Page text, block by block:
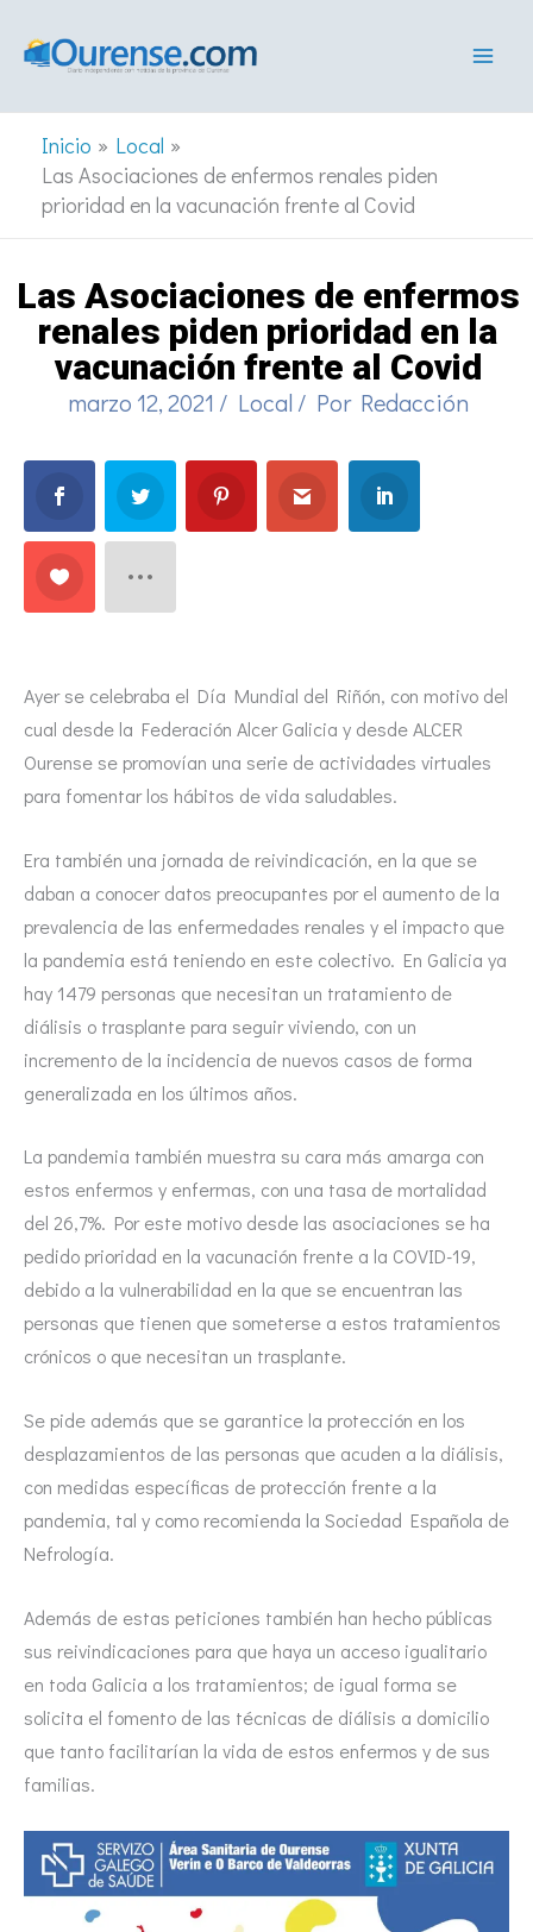
Inicio
Local
Las Asociaciones de enfermos renales piden
prioridad en la vacunación frente al Covid
Las Asociaciones de enfermos
renales piden prioridad en la
vacunación frente al Covid
marzo 12, 2021 / Local / Por Redacción
Ayer se celebraba el Día Mundial del Riñón, con motivo del
cual desde la Federación Alcer Galicia y desde ALCER
Ourense se promovían una serie de actividades virtuales
para fomentar los hábitos de vida saludables.
Era también una jornada de reivindicación, en la que se
daban a conocer datos preocupantes por el aumento de la
prevalencia de las enfermedades renales y el impacto que
la pandemia está teniendo en este colectivo. En Galicia ya
hay 1479 personas que necesitan un tratamiento de
diálisis o trasplante para seguir viviendo, con un
incremento de la incidencia de nuevos casos de forma
generalizada en los últimos años.
La pandemia también muestra su cara más amarga con
estos enfermos y enfermas, con una tasa de mortalidad
del 26,7%. Por este motivo desde las asociaciones se ha
pedido prioridad en la vacunación frente a la COVID-19,
debido a la vulnerabilidad en la que se encuentran las
personas que tienen que someterse a estos tratamientos
crónicos o que necesitan un trasplante.
Se pide además que se garantice la protección en los
desplazamientos de las personas que acuden a la diálisis,
con medidas específicas de protección frente a la
pandemia, tal y como recomienda la Sociedad Española de
Nefrología.
Además de estas peticiones también han hecho públicas
sus reivindicaciones para que haya un acceso igualitario
en toda Galicia a los tratamientos; de igual forma se
solicita el fomento de las técnicas de diálisis a domicilio
que tanto facilitarían la vida de estos enfermos y de sus
familias.